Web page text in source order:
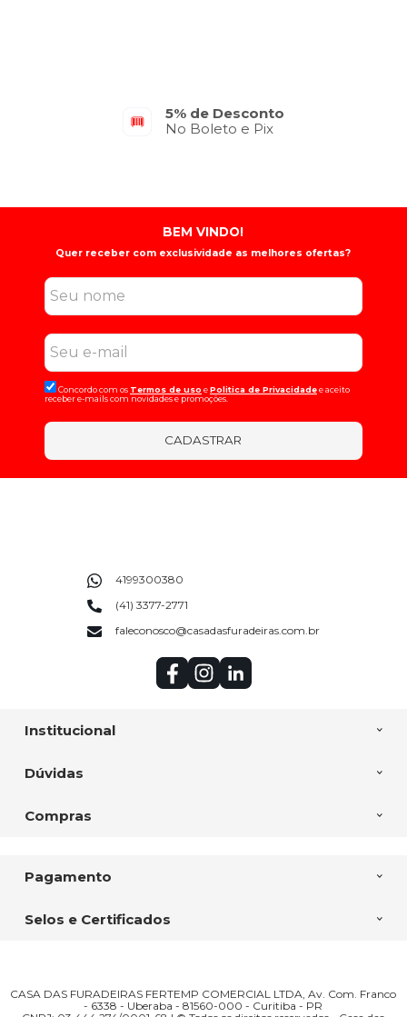
5% de Desconto
No Boleto e Pix
BEM VINDO!
Quer receber com exclusividade as melhores ofertas?
Concordo com os Termos de uso ePolitica de Privacidadee aceito
receber e-mails com novidades e promoções.
CADASTRAR
Institucional
Dúvidas
Compras
4199300380
(41) 3377-2771
faleconosco@casadasfuradeiras.com.br
Pagamento
Selos e Certificados
CASA DAS FURADEIRAS FERTEMP COMERCIAL LTDA, Av. Com. Franco
- 6338 - Uberaba - 81560-000 - Curitiba - PR